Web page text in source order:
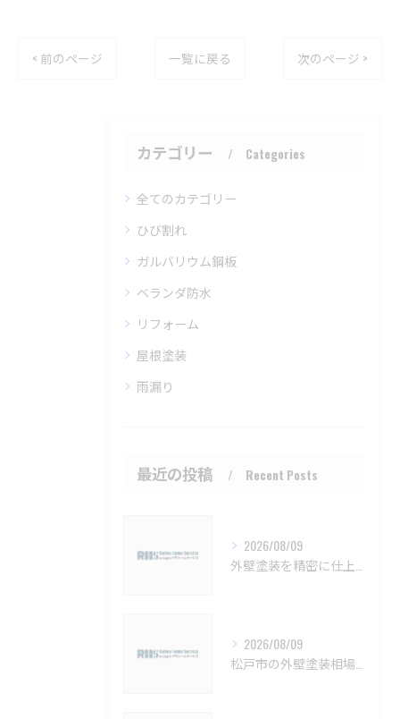
< 前のページ 一覧に戻る 次のページ >
カテゴリー Categories
全てのカテゴリー
ひび割れ
ガルバリウム鋼板
ベランダ防水
リフォーム
屋根塗装
雨漏り
最近の投稿 Recent Posts
2026/08/09
2026/08/09